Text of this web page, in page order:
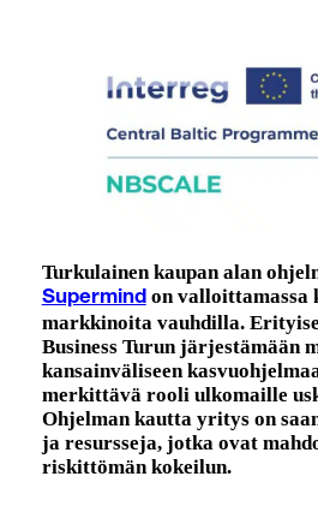
Turkulainen kaupan alan
Supermindon valloittamassa
markkinoita vauhdilla.
Business Turun järjestämään
kansainväliseen
merkittävä rooli ulkomaille
Ohjelman kautta yritys on
ja resursseja, jotka ovat
riskittömän kokeilun.